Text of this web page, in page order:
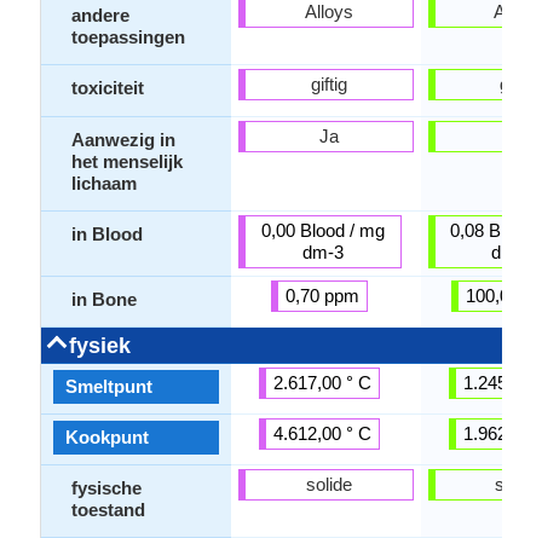
andere
toepassingen
toxiciteit
Aanwezig in
het menselijk
lichaam
in Blood
in Bone
fysiek
Smeltpunt
Kookpunt
fysische
toestand
Alloys
giftig
Ja
0,00 Blood / mg
dm-3
0,70 ppm
2.617,00 ° C
4.612,00 ° C
solide
Alloys
giftig
0,08 Blood
dm-3
100,00
1.245,00
1.962,00
solide